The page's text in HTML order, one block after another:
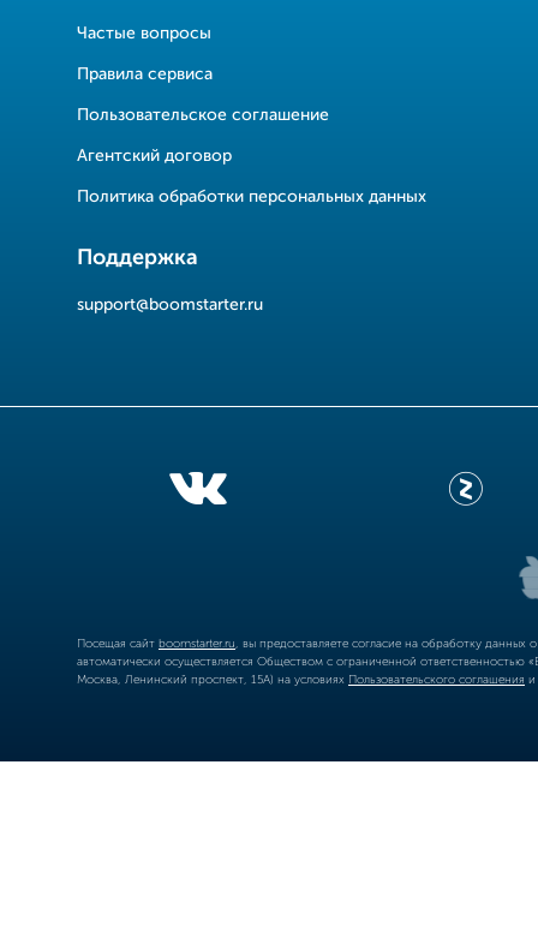
Частые вопросы
Правила сервиса
Пользовательское соглашение
Агентский договор
Политика обработки персональных данных
Поддержка
support@boomstarter.ru
Посещая сайт boomstarter.ru , вы предоставляете согласие на обработку
автоматически осуществляется Обществом с ограниченной
Москва, Ленинский проспект, 15А) на условиях Пользовательского соглашения и